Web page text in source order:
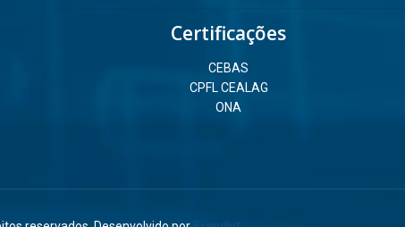
Certificações
CEBAS
CPFL CEALAG
ONA